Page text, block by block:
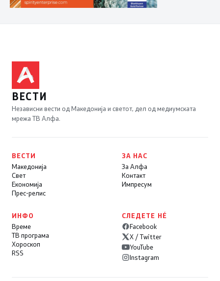
ВЕСТИ
Независни вести од Македонија и светот, дел од медиумската
мрежа ТВ Алфа.
ВЕСТИ
Македонија
Свет
Економија
Прес-релис
ЗА НАС
За Алфа
Контакт
Импресум
ИНФО
Време
ТВ програма
Хороскоп
RSS
СЛЕДЕТЕ НÉ
Facebook
X / Twitter
YouTube
Instagram